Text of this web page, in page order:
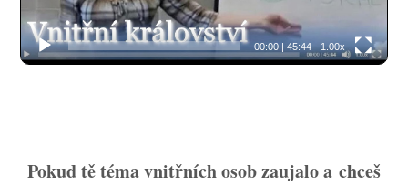
00:00| 45:44 1.00x
Pokud tě téma vnitřních osob zaujalo a chceš